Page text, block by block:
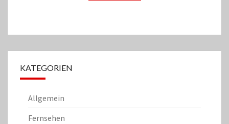
KATEGORIEN
Allgemein
Fernsehen